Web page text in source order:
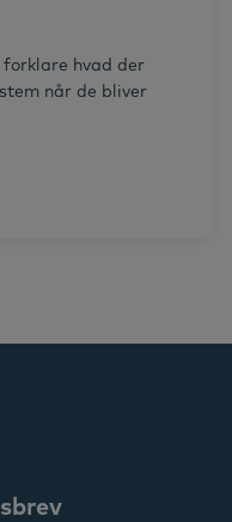
hvad der
når de bliver